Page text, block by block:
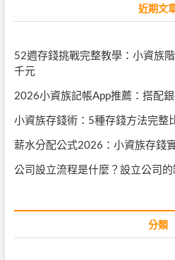
近期文
52週存錢挑戰完整教學：小資族
千元
2026小資族記帳App推薦：搭配
小資族存錢術：5種存錢方法完整
薪水分配公式2026：小資族存錢
公司設立流程是什麼？設立公司的
分類